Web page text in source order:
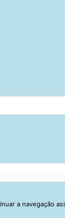
a navegação